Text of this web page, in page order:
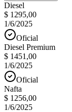
Diesel
$ 1295,00
1/6/2025
Oficial
Diesel Premium
$ 1451,00
1/6/2025
Oficial
Nafta
$ 1256,00
1/6/2025